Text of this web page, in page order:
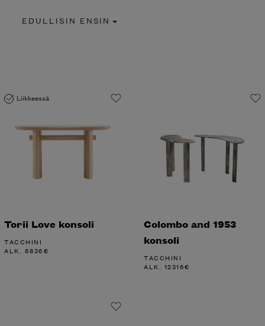
EDULLISIN ENSIN
Liikkeessä
Torii Love konsoli
TACCHINI
ALK. 6836€
Colombo and 1953
konsoli
TACCHINI
ALK. 12316€